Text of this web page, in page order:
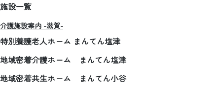
施設一覧
介護施設案内 -滋賀-
特別養護老人ホーム まんてん塩津
地域密着介護ホーム まんてん塩津
地域密着共生ホーム まんてん小谷